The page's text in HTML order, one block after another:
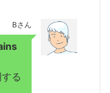
Bさん
る